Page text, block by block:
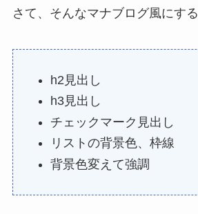
さて、そんなマナブログ風にす
h2見出し
h3見出し
チェックマーク見出し
リストの背景色、枠線
背景色変えて強調